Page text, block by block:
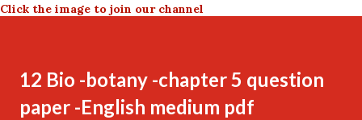
Click the image to join our channel
12 Bio -botany -chapter 5 question
paper -English medium pdf